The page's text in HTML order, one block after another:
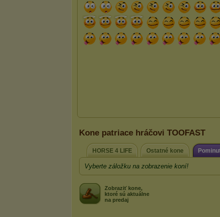
Kone patriace hráčovi TOOFAST
HORSE 4 LIFE Ostatné kone
Vyberte záložku na zobrazenie koní!
Zobraziť kone,
ktoré sú aktuálne
na predaj